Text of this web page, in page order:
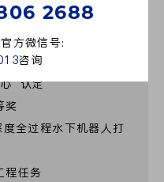
人”
认定
全过程水下机器人打
任务
2688
方微信号:
咨询